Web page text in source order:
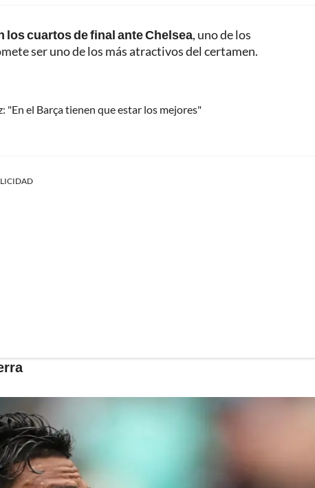
los cuartos de final ante Chelsea, uno de los
ser uno de los más atractivos del certamen.
"En el Barça tienen que estar los mejores"